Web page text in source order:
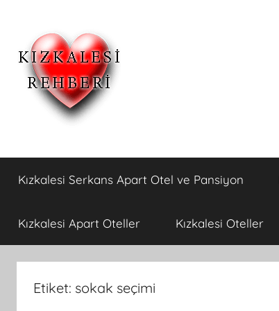
Kızkalesi
Otelleri
ve
Kızkalesi
Ucuz
Pansiyon,Otel
Kızkalesi Serkans Apart Otel ve Pansiyon
Kızkalesi Apart Oteller Kızkalesi Oteller
Etiket: sokak seçimi